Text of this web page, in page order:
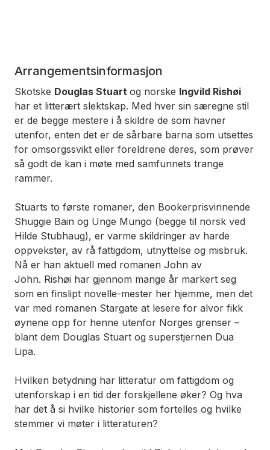
Arrangementsinformasjon
Skotske Douglas Stuart og norske Ingvild Rishøi
har et litterært slektskap. Med hver sin særegne stil
er de begge mestere i å skildre de som havner
utenfor, enten det er de sårbare barna som utsettes
for omsorgssvikt eller foreldrene deres, som prøver
så godt de kan i møte med samfunnets trange
rammer.
Stuarts to første romaner, den Bookerprisvinnende
Shuggie Bain og Unge Mungo (begge til norsk ved
Hilde Stubhaug), er varme skildringer av harde
oppvekster, av rå fattigdom, utnyttelse og misbruk.
Nå er han aktuell med romanen John av
John. Rishøi har gjennom mange år markert seg
som en finslipt novelle-mester her hjemme, men det
var med romanen Stargate at lesere for alvor fikk
øynene opp for henne utenfor Norges grenser –
blant dem Douglas Stuart og superstjernen Dua
Lipa.
Hvilken betydning har litteratur om fattigdom og
utenforskap i en tid der forskjellene øker? Og hva
har det å si hvilke historier som fortelles og hvilke
stemmer vi møter i litteraturen?